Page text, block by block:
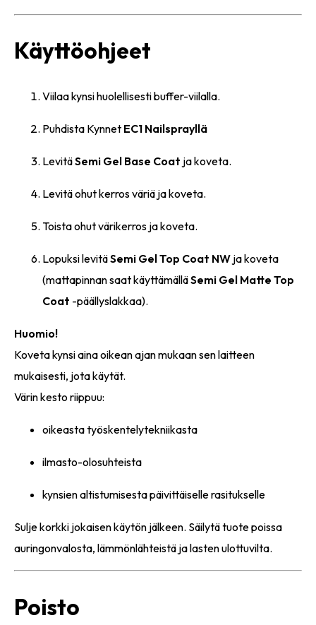
Käyttöohjeet
Viilaa kynsi huolellisesti buffer-viilalla.
Puhdista Kynnet EC1 Nailsprayllä
LevitäSemi Gel Base Coat ja koveta.
Levitä ohut kerros väriä ja koveta.
Toista ohut värikerros ja koveta.
Lopuksi levitäSemi Gel Top Coat NW ja koveta
(mattapinnan saat käyttämälläSemi Gel Matte Top
Coat -päällyslakkaa).
Huomio!
Koveta kynsi aina oikean ajan mukaan sen laitteen
mukaisesti, jota käytät.
Värin kesto riippuu:
oikeasta työskentelytekniikasta
ilmasto-olosuhteista
kynsien altistumisesta päivittäiselle rasitukselle
Sulje korkki jokaisen käytön jälkeen. Säilytä tuote poissa
auringonvalosta, lämmönlähteistä ja lasten ulottuvilta.
Poisto